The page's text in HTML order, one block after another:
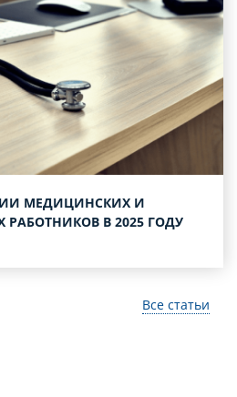
МЕДИЦИНСКИХ И
В 2025 ГОДУ
Все статьи